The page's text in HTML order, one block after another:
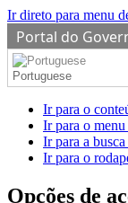
Ir direto para menu
Portal do
Portuguese
Ir para o
Ir para o menu
Ir para a busca
Ir para o
Opções de